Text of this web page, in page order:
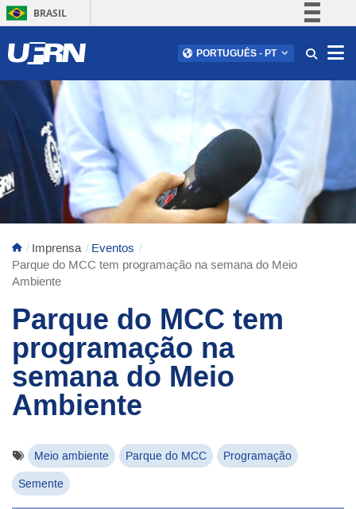
BRASIL
Comunica BR
Acesso à informação
Legislação
Canais
PORTUGUÊS - PT
Imprensa
Eventos
Parque do MCC tem programação na semana do Meio
Ambiente
Parque do MCC tem
programação na
semana do Meio
Ambiente
Meio ambiente Parque do MCC Programação
Semente